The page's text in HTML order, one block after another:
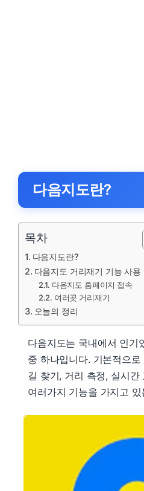
다음지도란?
목차
다음지도란?
다음지도 거리재기 기능 사용
다음지도 홈페이지 접속
여러곳 거리재기
오늘의 정리
다음지도는 국내에서 인기
중 하나입니다. 기본적으
길 찾기, 거리 측정, 실시간
여러가지 기능을 가지고 있